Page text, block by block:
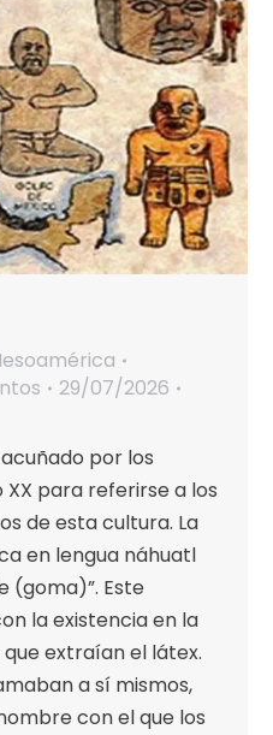
29/07/2026
por los
para referirse a los
de esta cultura. La
en lengua náhuatl
(goma)”. Este
la existencia en la
extraían el látex.
a sí mismos,
con el que los